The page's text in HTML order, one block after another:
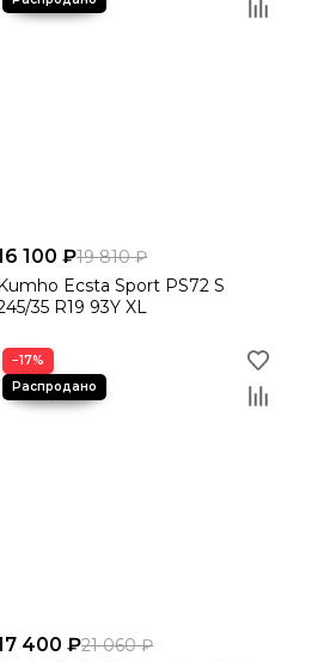
100 ₽19 810 ₽
Kumho Ecsta Sport PS72 S
35 R19 93Y XL
−17%
400 ₽21 060 ₽